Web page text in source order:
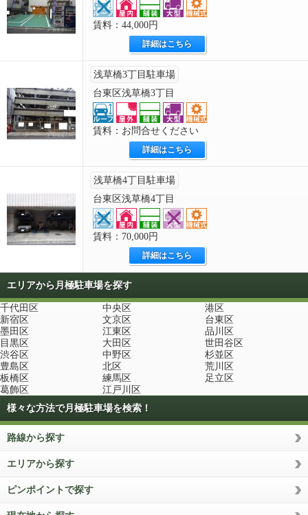
賃料：44,000円
詳細はこちら
浅草橋3丁目駐車場
台東区浅草橋3丁目
賃料：お問合せください
詳細はこちら
浅草橋4丁目駐車場
台東区浅草橋4丁目
賃料：70,000円
詳細はこちら
エリアから月極駐車場を探す
千代田区 中央区
港区
新宿区
文京区
台東区
墨田区
江東区
品川区
目黒区
大田区
世田谷区
渋谷区
中野区
杉並区
豊島区
北区
荒川区
板橋区
練馬区
足立区
葛飾区
江戸川区
様々な方法で月極駐車場を検索！
路線から探す
エリアから探す
ピンポイントで探す